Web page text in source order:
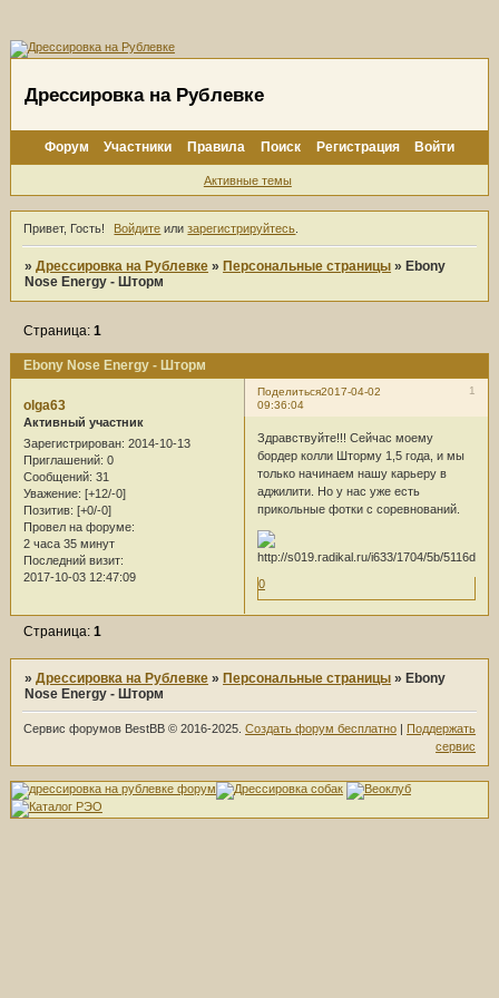
Дрессировка на Рублевке
Форум Участники Правила Поиск Регистрация Войти
Активные темы
Привет, Гость! Войдите илизарегистрируйтесь
»Дрессировка на Рублевке » Персональные страницы » Ebony
Nose Energy - Шторм
Ebony Nose Energy - Шторм
Страница:1
Поделиться 1
2017-04-02
09:36:04
olga63
Активный участник
Зарегистрирован: 2014-10-13
Приглашений: 0
Сообщений: 31
Уважение: [+12/-0]
Позитив: [+0/-0]
Провел на форуме:
2 часа 35 минут
Последний визит:
2017-10-03 12:47:09
Здравствуйте!!! Сейчас моему
бордер колли Шторму 1,5 года, и мы
только начинаем нашу карьеру в
аджилити. Но у нас уже есть
прикольные фотки с соревнований.
0
Страница:1
»Дрессировка на Рублевке » Персональные страницы » Ebony
Nose Energy - Шторм
Сервис форумов BestBB © 2016-2025.Создать форум бесплатно
Поддержать
сервис